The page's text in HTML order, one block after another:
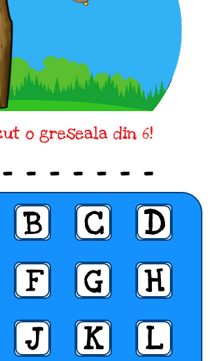
o greseala din 6!
_ _ _ _ _ _
B C
D
F G
H
J K
L